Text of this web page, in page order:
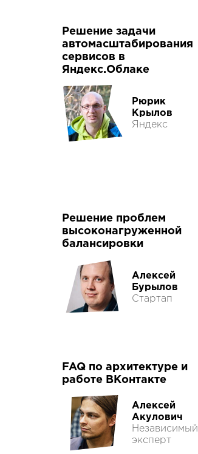
Решение задачи
автомасштабирования
сервисов в
Яндекс.Облаке
Рюрик
Крылов
Яндекс
Решение проблем
высоконагруженной
балансировки
Алексей
Бурылов
Стартап
FAQ по архитектуре и
работе ВКонтакте
Алексей
Акулович
Независимый
эксперт